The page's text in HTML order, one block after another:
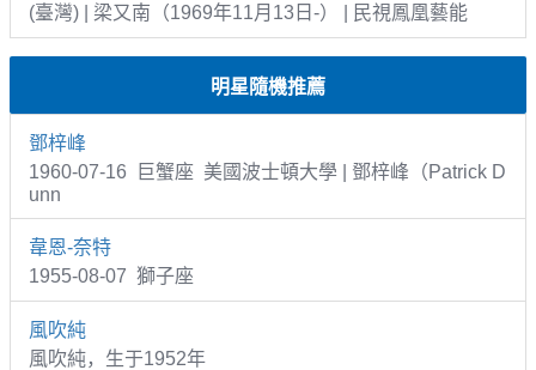
(臺灣) | 梁又南（1969年11月13日-） | 民視鳳凰藝能
明星隨機推薦
鄧梓峰
1960-07-16 巨蟹座 美國波士頓大學 | 鄧梓峰（Patrick D
unn
韋恩-奈特
1955-08-07 獅子座
風吹純
風吹純，生于1952年